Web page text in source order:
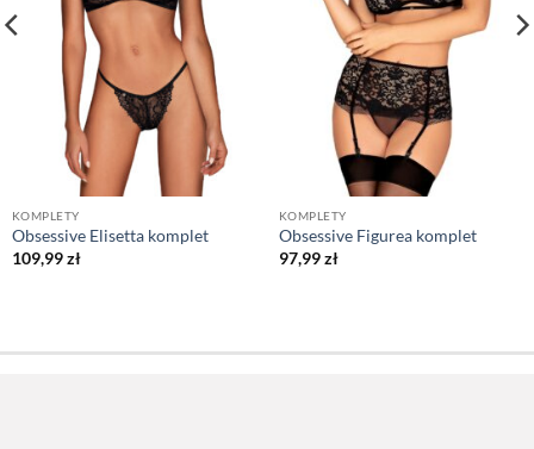
KOMPLETY
Obsessive Elisetta komplet
109,99zł
KOMPLETY
Obsessive Figurea komplet
97,99zł